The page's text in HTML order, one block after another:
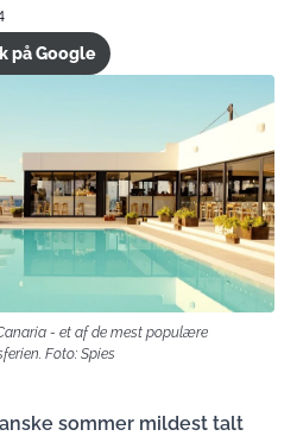
på Google
- et af de mest populære
Foto: Spies
sommer mildest talt